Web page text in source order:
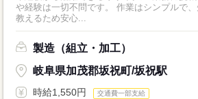
や経験は一切不問です。 作業はシンプルで、先輩スタッフが 丁寧に
教えるため安心...
製造（組立・加工）
岐阜県加茂郡坂祝町/坂祝駅
時給1,550円 交通費一部支給